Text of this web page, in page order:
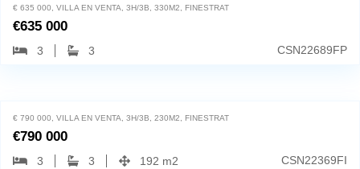
€ 635 000, VILLA EN VENTA, 3H/3B, 330M2, FINESTRAT
€635 000
3 3 CSN22689FP
€ 790 000, VILLA EN VENTA, 3H/3B, 230M2, FINESTRAT
€790 000
3 3 192 m2 CSN22369FI